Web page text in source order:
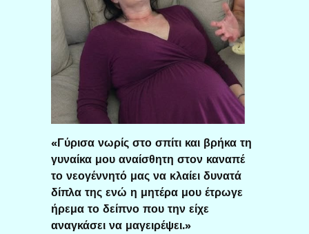
«Γύρισα νωρίς στο σπίτι και βρήκα τη
γυναίκα μου αναίσθητη στον καναπέ
το νεογέννητό μας να κλαίει δυνατά
δίπλα της ενώ η μητέρα μου έτρωγε
ήρεμα το δείπνο που την είχε
αναγκάσει να μαγειρέψει.»